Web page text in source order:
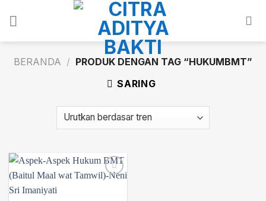
BERANDA / PRODUK DENGAN TAG “HUKUMBMT”
SARING